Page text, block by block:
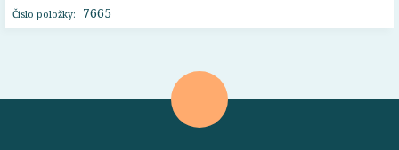
Číslo položky: 7665